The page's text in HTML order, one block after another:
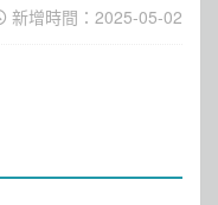
新增時間：2025-05-02